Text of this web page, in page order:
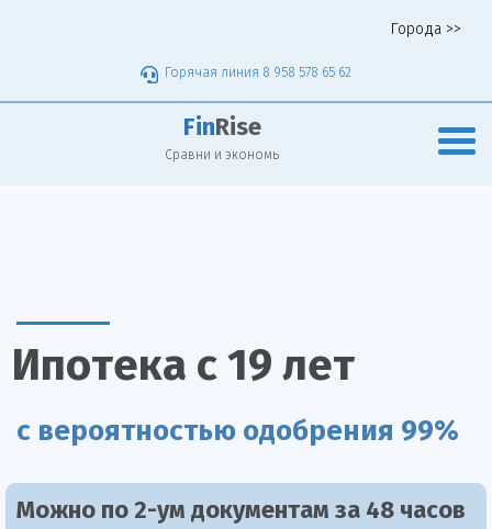
Города >>
Горячая линия 8 958 578 65 62
Fin Rise
Сравни и экономь
Ипотека с 19 лет
с вероятностью одобрения 99%
Можно по 2-ум документам за 48 часов